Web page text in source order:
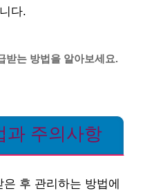
다.
받는 방법을 알아보세요.
과 주의사항
후 관리하는 방법에